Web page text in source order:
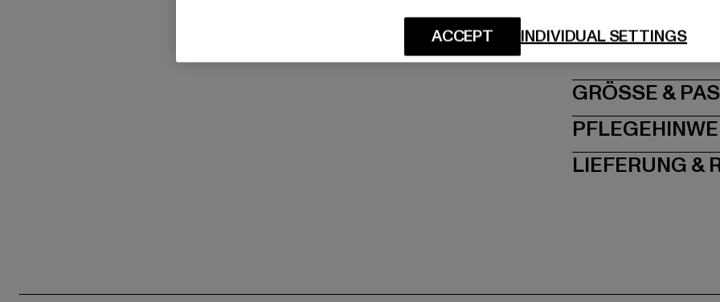
Spichernstraße 6a |
GRÖSSE
LIEFERUNG &
INDIVIDUAL SETTINGS
ACCEPT